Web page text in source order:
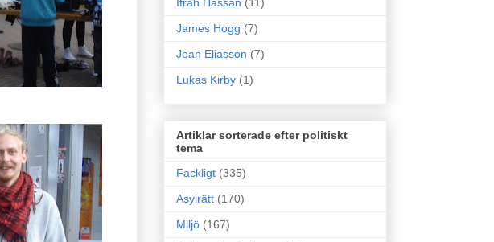
Ifrah Hassan (11)
James Hogg (7)
Jean Eliasson (7)
Lukas Kirby (1)
Artiklar sorterade efter politiskt
tema
Fackligt (335)
Asylrätt (170)
Miljö (167)